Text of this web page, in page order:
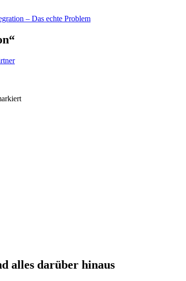
– Das echte Problem
alles darüber hinaus